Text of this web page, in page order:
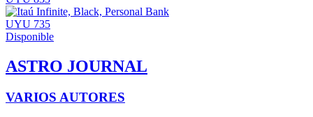
UYU 735
Disponible
ASTRO JOURNAL
VARIOS AUTORES